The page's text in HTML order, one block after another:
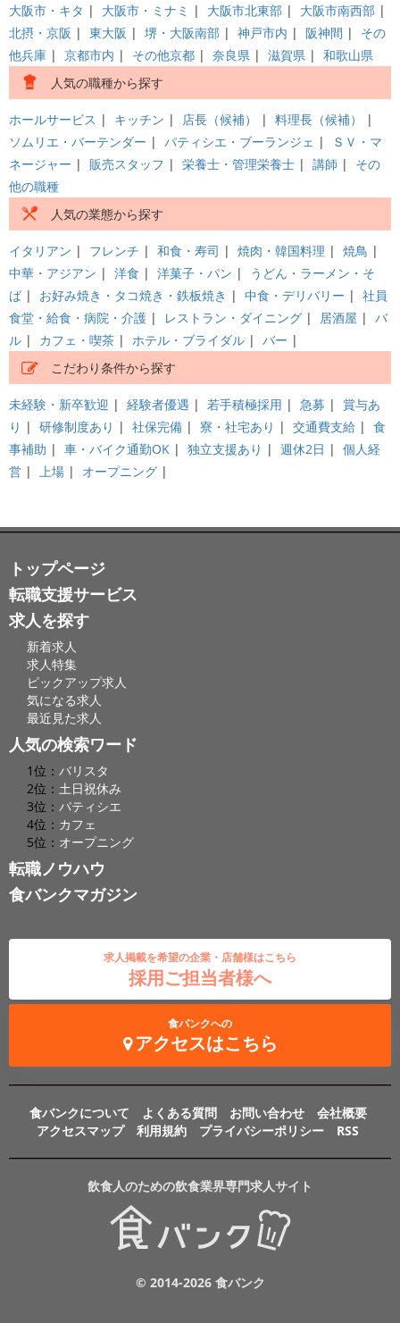
大阪市・キタ | 大阪市・ミナミ | 大阪市北東部 | 大阪市南西部 |
北摂・京阪 | 東大阪 | 堺・大阪南部 | 神戸市内 | 阪神間 | その
他兵庫 | 京都市内 | その他京都 | 奈良県 | 滋賀県 | 和歌山県
人気の職種から探す
ホールサービス | キッチン | 店長（候補） | 料理長（候補）
|
ソムリエ・バーテンダー | パティシエ・ブーランジェ |
ＳＶ・マ
ネージャー | 販売スタッフ | 栄養士・管理栄養士 | 講師 | その
他の職種
人気の業態から探す
イタリアン | フレンチ | 和食・寿司 | 焼肉・韓国料理 | 焼鳥 |
中華・アジアン | 洋食 | 洋菓子・パン |
うどん・ラーメン・そ
ば | お好み焼き・タコ焼き・鉄板焼き | 中食・デリバリー | 社員
食堂・給食・病院・介護 | レストラン・ダイニング | 居酒屋 | バ
ル | カフェ・喫茶 | ホテル・ブライダル | バー |
こだわり条件から探す
未経験・新卒歓迎 | 経験者優遇 | 若手積極採用 | 急募 | 賞与あ
り | 研修制度あり | 社保完備 | 寮・社宅あり | 交通費支給 | 食
事補助 | 車・バイク通勤OK | 独立支援あり | 週休2日 | 個人経
営 | 上場 | オープニング |
トップページ
転職支援サービス
求人を探す
新着求人
求人特集
ピックアップ求人
気になる求人
最近見た求人
人気の検索ワード
1位： バリスタ
2位： 土日祝休み
3位： パティシエ
4位： カフェ
5位： オープニング
転職ノウハウ
食バンクマガジン
求人掲載を希望の企業・店舗様はこちら
採用ご担当者様へ
食バンクへの
アクセスはこちら
食バンクについて よくある質問 お問い合わせ
会社概要
アクセスマップ
利用規約 プライバシーポリシー RSS
飲食人のための飲食業界専門求人サイト
© 2014-2026 食バンク